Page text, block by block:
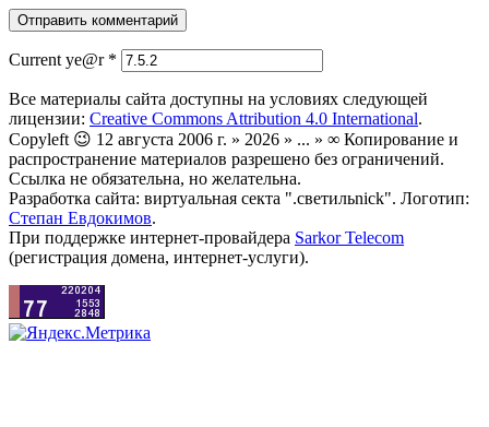
Current ye@r *
Все материалы сайта доступны на условиях следующей
лицензии: Creative Commons Attribution 4.0 International.
Copyleft 😉 12 августа 2006 г. » 2026 » ... » ∞ Копирование и
распространение материалов разрешено без ограничений.
Ссылка не обязательна, но желательна.
Разработка сайта: виртуальная секта ".светильnick". Логотип:
Степан Евдокимов.
При поддержке интернет-провайдера Sarkor Telecom
(регистрация домена, интернет-услуги).